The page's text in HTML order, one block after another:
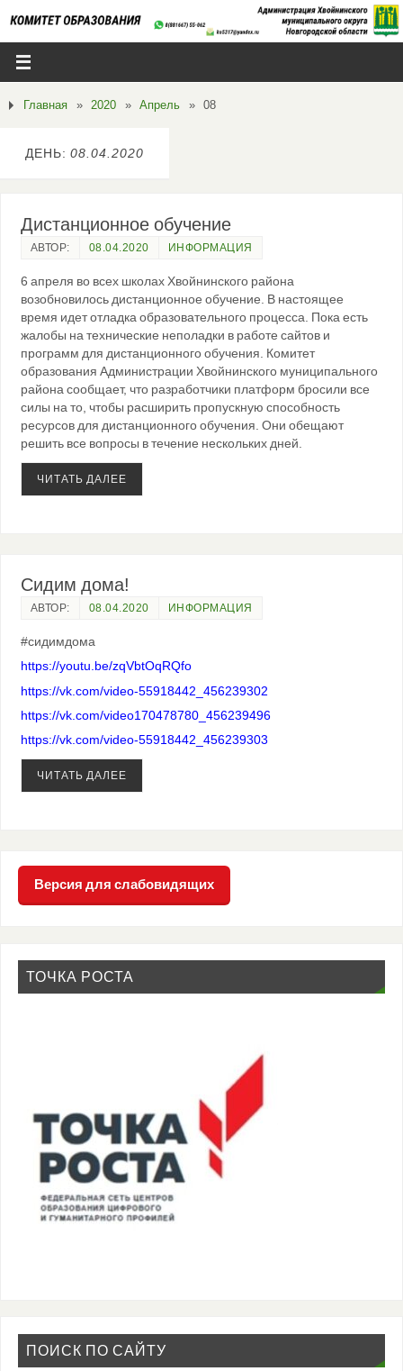
Главная » 2020 » Апрель » 08
ДЕНЬ: 08.04.2020
Дистанционное обучение
АВТОР: 08.04.2020 ИНФОРМАЦИЯ
6 апреля во всех школах Хвойнинского района
возобновилось дистанционное обучение. В настоящее
время идет отладка образовательного процесса. Пока есть
жалобы на технические неполадки в работе сайтов и
программ для дистанционного обучения. Комитет
образования Администрации Хвойнинского муниципального
района сообщает, что разработчики платформ бросили все
силы на то, чтобы расширить пропускную способность
ресурсов для дистанционного обучения. Они обещают
решить все вопросы в течение нескольких дней.
ЧИТАТЬ ДАЛЕЕ
Сидим дома!
АВТОР: 08.04.2020 ИНФОРМАЦИЯ
#сидимдома
https://youtu.be/zqVbtOqRQfo
https://vk.com/video-55918442_456239302
https://vk.com/video170478780_456239496
https://vk.com/video-55918442_456239303
ЧИТАТЬ ДАЛЕЕ
Версия для слабовидящих
ТОЧКА РОСТА
ПОИСК ПО САЙТУ